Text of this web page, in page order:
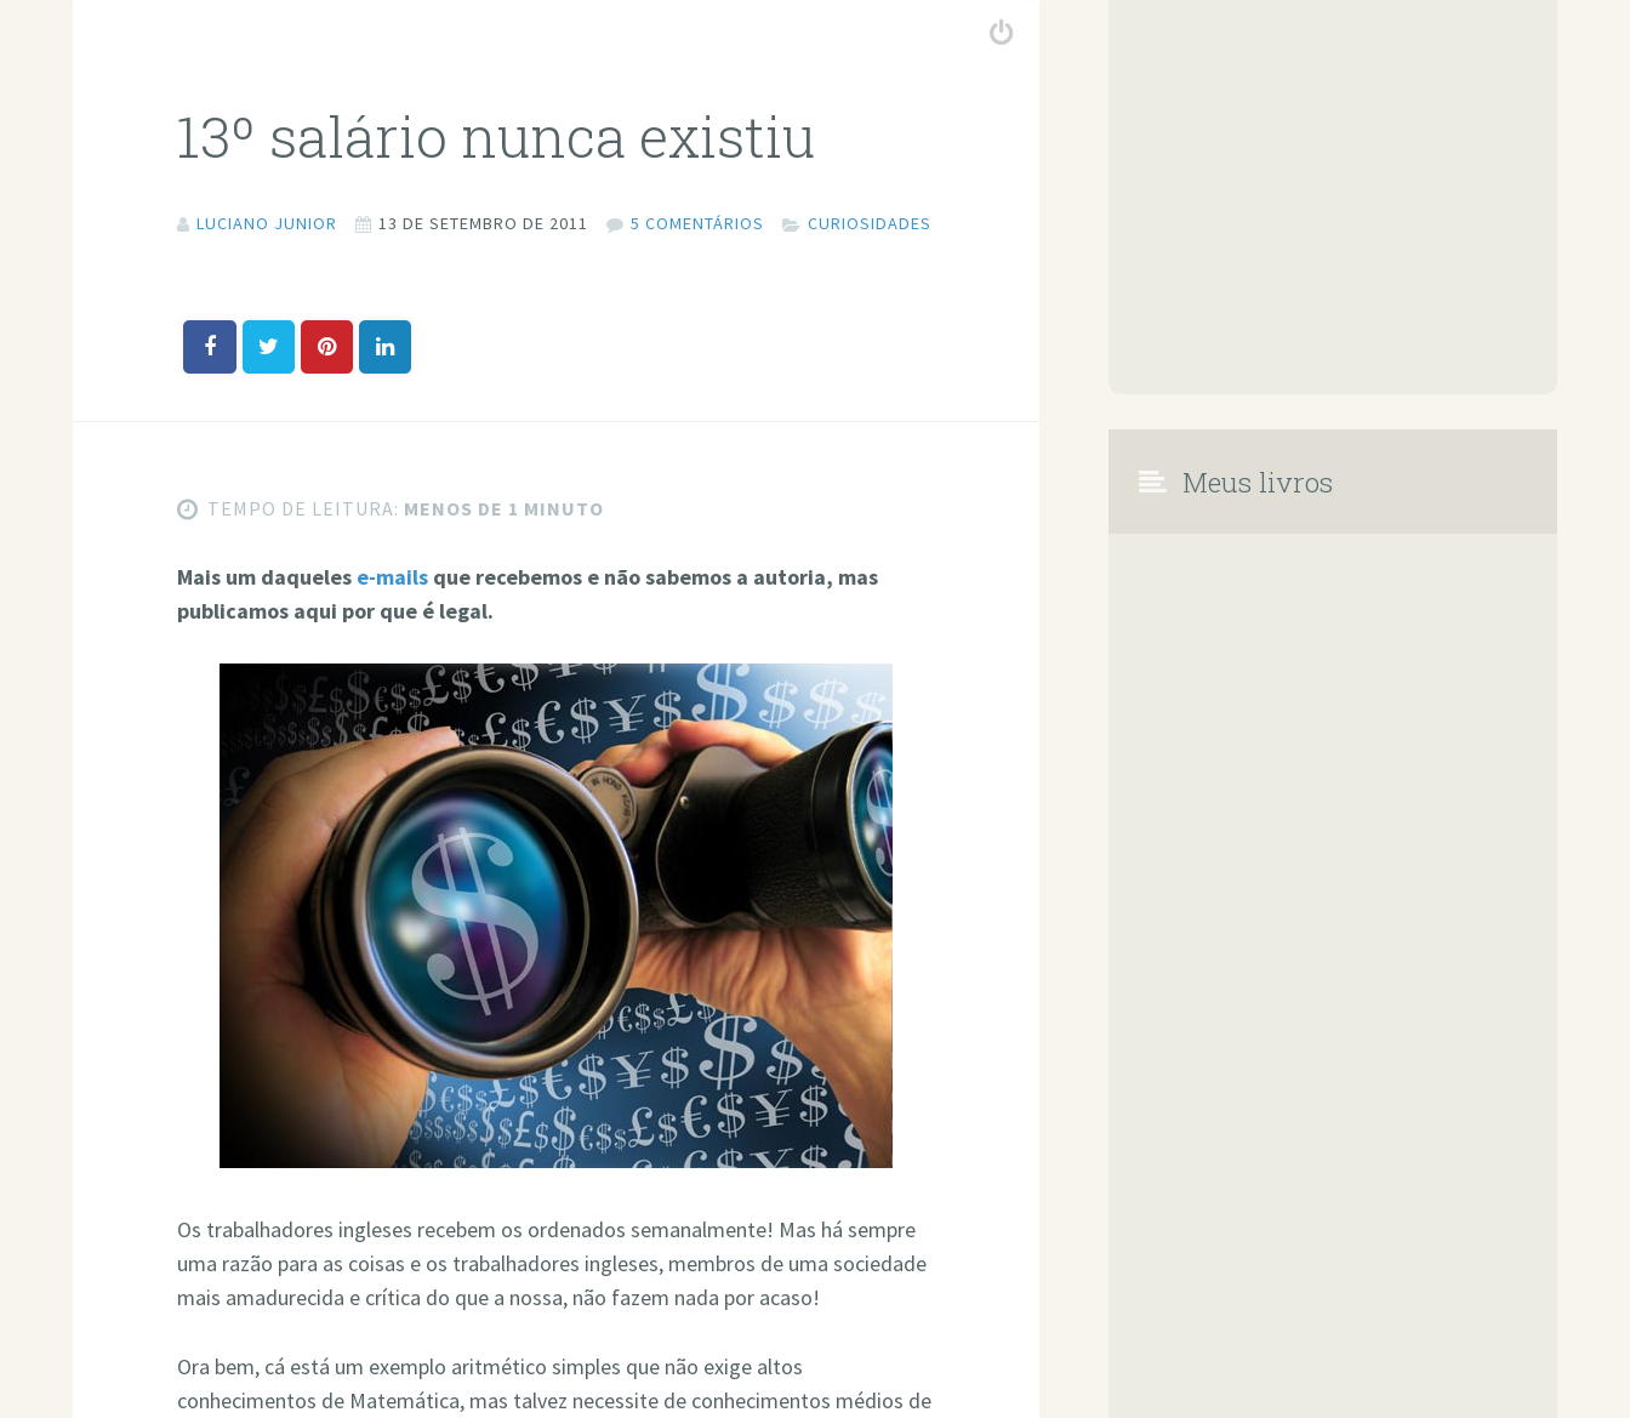
13º salário nunca existiu
LUCIANO JUNIOR 13 DE SETEMBRO DE 2011 5 COMENTÁRIOS CURIOSIDADES
TEMPO DE LEITURA: MENOS DE 1 MINUTO
Mais um daqueles e-mails que recebemos e não sabemos a autoria, mas
publicamos aqui por que é legal.
Os trabalhadores ingleses recebem os ordenados semanalmente! Mas há sempre
uma razão para as coisas e os trabalhadores ingleses, membros de uma sociedade
mais amadurecida e crítica do que a nossa, não fazem nada por acaso!
Ora bem, cá está um exemplo aritmético simples que não exige altos
conhecimentos de Matemática, mas talvez necessite de conhecimentos médios de
Meus livros